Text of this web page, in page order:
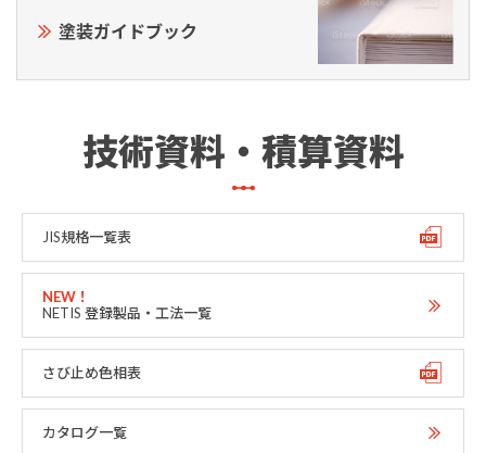
塗装ガイドブック
技術資料・積算資料
JIS規格一覧表
NETIS 登録製品・工法一覧
さび止め色相表
カタログ一覧